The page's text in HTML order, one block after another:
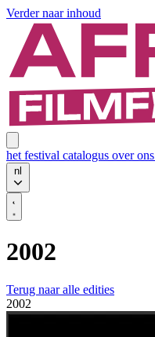
Verder naar inhoud
het festival catalogus over ons
nl
2002
Terug naar alle edities
2002